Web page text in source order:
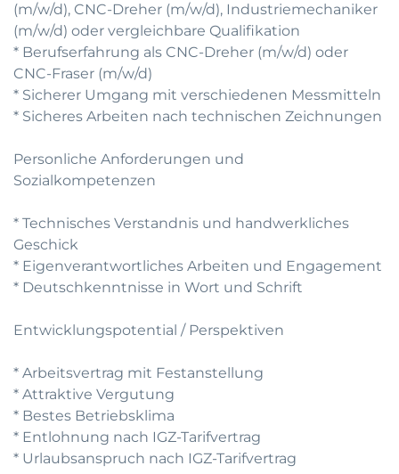
(m/w/d), CNC-Dreher (m/w/d), Industriemechaniker
(m/w/d) oder vergleichbare Qualifikation
* Berufserfahrung als CNC-Dreher (m/w/d) oder
CNC-Fraser (m/w/d)
* Sicherer Umgang mit verschiedenen Messmitteln
* Sicheres Arbeiten nach technischen Zeichnungen
Personliche Anforderungen und
Sozialkompetenzen
* Technisches Verstandnis und handwerkliches
Geschick
* Eigenverantwortliches Arbeiten und Engagement
* Deutschkenntnisse in Wort und Schrift
Entwicklungspotential / Perspektiven
* Arbeitsvertrag mit Festanstellung
* Attraktive Vergutung
* Bestes Betriebsklima
* Entlohnung nach IGZ-Tarifvertrag
* Urlaubsanspruch nach IGZ-Tarifvertrag